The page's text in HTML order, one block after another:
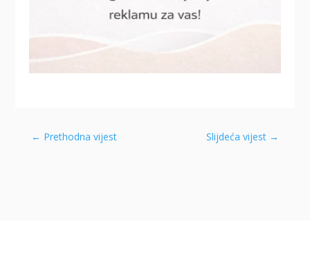
← Prethodna vijest Slijdeća vijest →